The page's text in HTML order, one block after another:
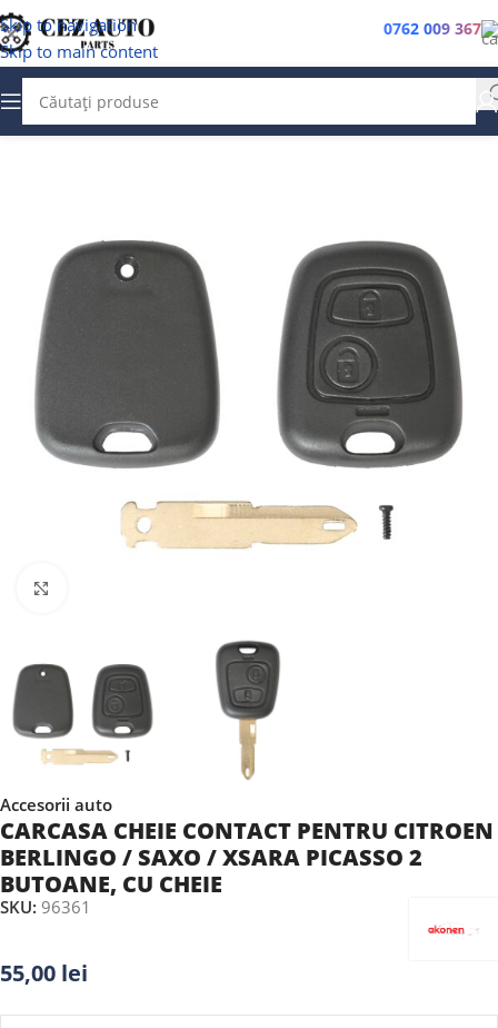
Skip to navigation
Skip to main content
0762 009 367
Accesorii auto
CARCASA CHEIE CONTACT PENTRU CITROEN
BERLINGO / SAXO / XSARA PICASSO 2
BUTOANE, CU CHEIE
SKU: 96361
55,00 lei